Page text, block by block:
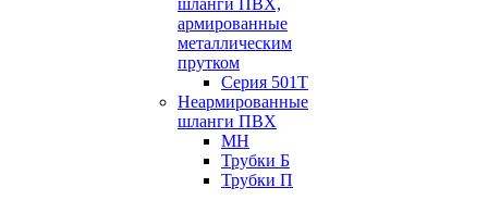
шланги ПВХ,
армированные
металлическим
прутком
Серия 501T
Неармированные
шланги ПВХ
МН
Трубки Б
Трубки П